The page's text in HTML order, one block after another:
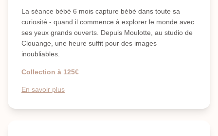
La séance bébé 6 mois capture bébé dans toute sa
curiosité - quand il commence à explorer le monde avec
ses yeux grands ouverts. Depuis Moulotte, au studio de
Clouange, une heure suffit pour des images
inoubliables.
Collection à 125€
En savoir plus